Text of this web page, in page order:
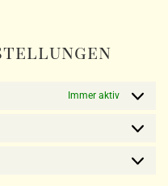
Immer aktiv